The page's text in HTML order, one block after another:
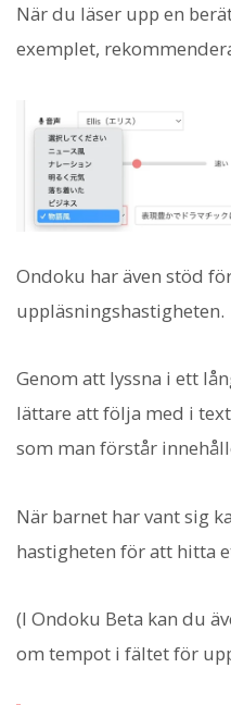
När du läser upp en
exemplet,
Ondoku har även stöd
uppläsningshastigheten.
Genom att lyssna i ett
lättare att följa med i
som man förstår
När barnet har vant sig
hastigheten för att hitta
(I Ondoku Beta kan du
om tempot i fältet för